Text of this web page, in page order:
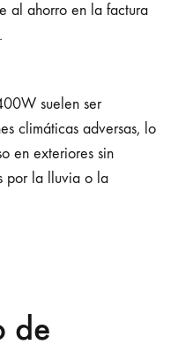
al ahorro en la factura
suelen ser
climáticas adversas, lo
en exteriores sin
por la lluvia o la
de